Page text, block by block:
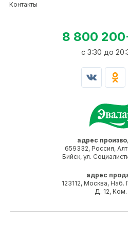
адрес
659332, Россия,
Бийск, ул.
адрес
123112, Москва, Наб.
Д. 12, Ком.
Контакты
8 800
c 3:30 до